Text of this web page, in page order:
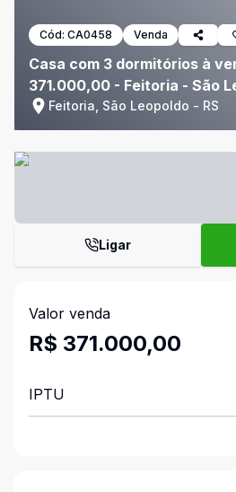
Cód: CA0458 Venda
Casa com 3 dormitórios à
371.000,00 - Feitoria - São
Feitoria, São Leopoldo - RS
Ligar
Valor venda
R$ 371.000,00
IPTU